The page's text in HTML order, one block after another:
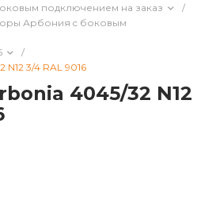
подключением на заказ
/
Арбония c боковым
/
3/4 RAL 9016
4045/32 N12